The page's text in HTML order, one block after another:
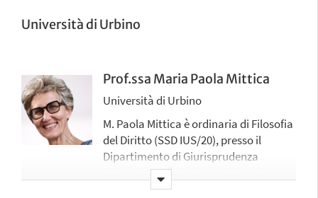
Università di Urbino
Prof.ssa Maria Paola Mittica
Università di Urbino
M. Paola Mittica è ordinaria di Filosofia
del Diritto (SSD IUS/20), presso il
Dipartimento di Giurisprudenza
dell’Università degli Studi di Urbino
Carlo Bo. Insegna Filosofia del